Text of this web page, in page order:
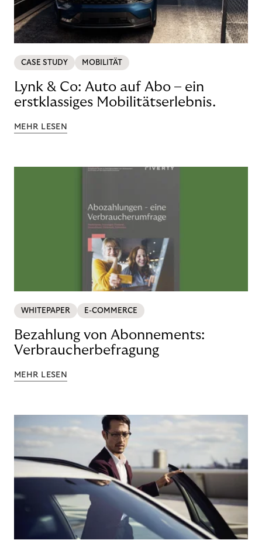
CASE STUDY MOBILITÄT
Lynk & Co: Auto auf Abo – ein
erstklassiges Mobilitätserlebnis.
MEHR LESEN
WHITEPAPER E-COMMERCE
Bezahlung von Abonnements:
Verbraucherbefragung
MEHR LESEN